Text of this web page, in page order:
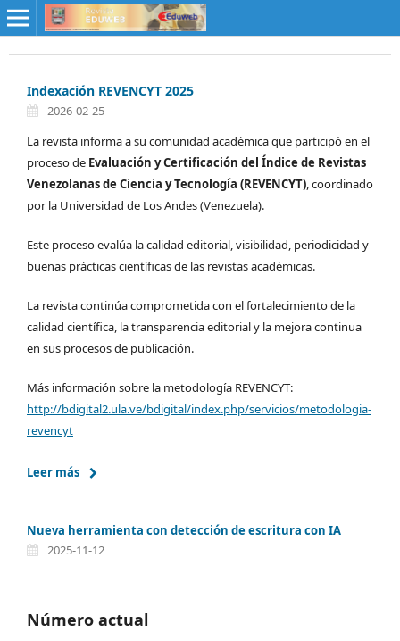
Indexación REVENCYT 2025
2026-02-25
La revista informa a su comunidad académica que participó en el
proceso de Evaluación y Certificación del Índice de Revistas
Venezolanas de Ciencia y Tecnología (REVENCYT), coordinado
por la Universidad de Los Andes (Venezuela).
Este proceso evalúa la calidad editorial, visibilidad, periodicidad y
buenas prácticas científicas de las revistas académicas.
La revista continúa comprometida con el fortalecimiento de la
calidad científica, la transparencia editorial y la mejora continua
en sus procesos de publicación.
Más información sobre la metodología REVENCYT:
http://bdigital2.ula.ve/bdigital/index.php/servicios/metodologia-
revencyt
Leer más
Nueva herramienta con detección de escritura con IA
2025-11-12
Número actual